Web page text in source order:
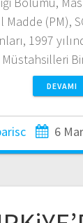
Madde (PM),
1997
DEVAMI
6